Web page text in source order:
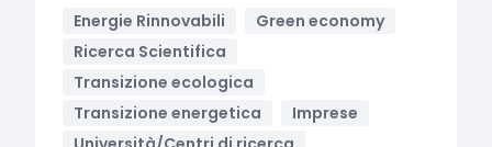
Energie Rinnovabili
Green economy
Ricerca Scientifica
Transizione ecologica
Transizione energetica
Imprese